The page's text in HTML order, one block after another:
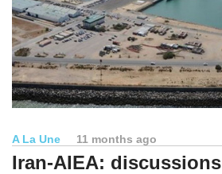
A La Une 11 months ago
Iran-AIEA: discussions